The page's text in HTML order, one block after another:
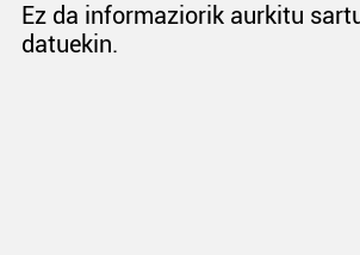
Ez da informaziorik aurkitu
datuekin.